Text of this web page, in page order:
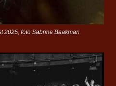
2025, foto Sabrine Baakman